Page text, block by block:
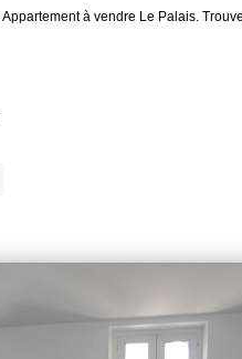
à vendre Le Palais.